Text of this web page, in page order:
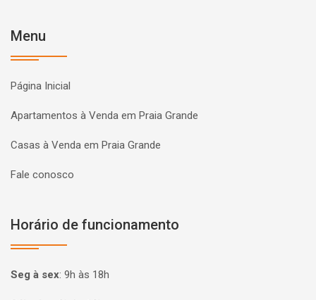
Menu
Página Inicial
Apartamentos à Venda em Praia Grande
Casas à Venda em Praia Grande
Fale conosco
Horário de funcionamento
Seg à sex: 9h às 18h